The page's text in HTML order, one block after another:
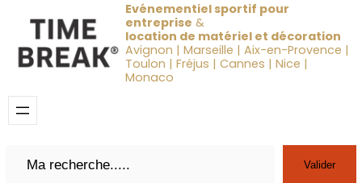
Evénementiel sportif pour
entreprise &
location de matériel et décoration
Avignon | Marseille | Aix-en-Provence |
Toulon | Fréjus | Cannes | Nice |
Monaco
Search Valider